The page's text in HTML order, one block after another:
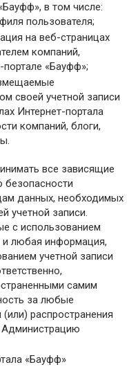
в том числе:
пользователя;
на веб-страницах
компаний,
«Бауфф»;
своей учетной записи
Интернет-портала
компаний, блоги,
все зависящие
безопасности
данных, необходимых
учетной записи.
с использованием
и любая информация,
учетной записи
самим
за любые
распространения
«Бауфф»